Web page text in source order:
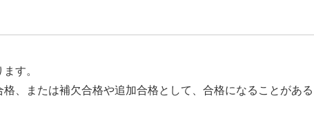
す。
、または補欠合格や追加合格として、合格になることがある